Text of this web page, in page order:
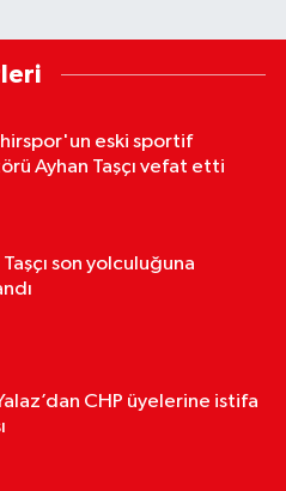
eski sportif
Ayhan Taşçı vefat etti
son yolculuğuna
CHP üyelerine istifa